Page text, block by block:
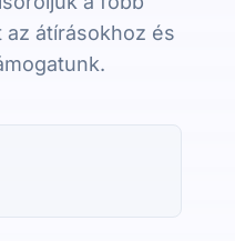
átírásokhoz és